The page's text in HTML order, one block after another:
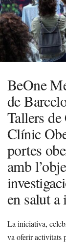
BeOne
de
Tallers
Clínic
portes
amb
en salut
La iniciativa,
va oferir activitats